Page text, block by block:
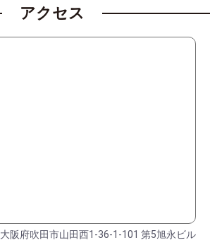
アクセス
大阪府吹田市山田西1-36-1-101 第5旭永ビル